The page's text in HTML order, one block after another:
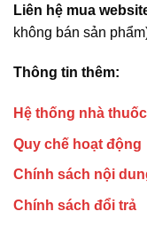
Liên hệ mua
không bán sản
Thông tin thêm:
Hệ thống nhà thuốc
Quy chế hoạt động
Chính sách nội
Chính sách đổi trả